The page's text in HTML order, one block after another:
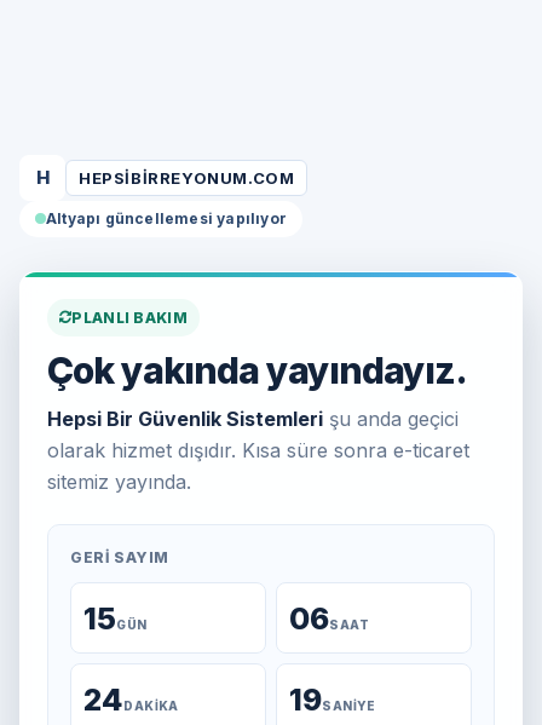
H HEPSIBIRREYONUM.COM
Altyapı güncellemesi yapılıyor
PLANLI BAKIM
Çok yakında yayındayız.
Hepsi Bir Güvenlik Sistemleri şu anda geçici
olarak hizmet dışıdır. Kısa süre sonra e-ticaret
sitemiz yayında.
GERI SAYIM
15GÜN 06SAAT
24DAKIKA 19SANIYE